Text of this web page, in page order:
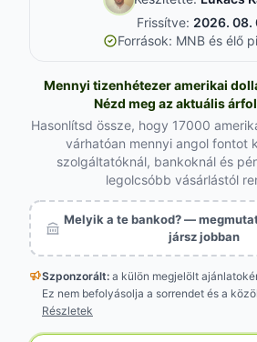
Frissítve: 2026. 08.
Források: MNB és élő
Mennyi tizenhétezer amerikai
Nézd meg az aktuális
Hasonlítsd össze, hogy 17000
várhatóan mennyi angol fontot
szolgáltatóknál, bankoknál és
legolcsóbb vásárlástól
Melyik a te bankod? —
jársz jobban
Szponzorált: a külön megjelölt
Ez nem befolyásolja a sorrendet és a
Részletek